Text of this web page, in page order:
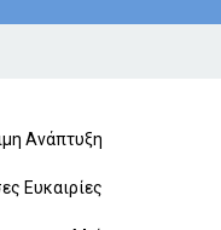
Ανάπτυξη
Ευκαιρίες